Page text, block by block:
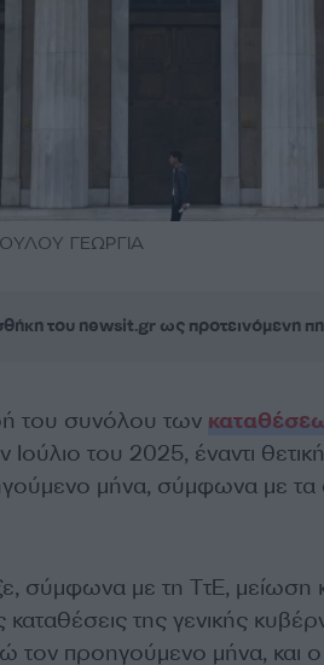
ΓΕΩΡΓΙΑ
του newsit.gr ως προτεινόμενη
του συνόλου των
Ιούλιο του 2025, έναντι
μήνα, σύμφωνα με τα
σύμφωνα με τη ΤτΕ, μείωση
καταθέσεις της γενικής
τον προηγούμενο μήνα, και